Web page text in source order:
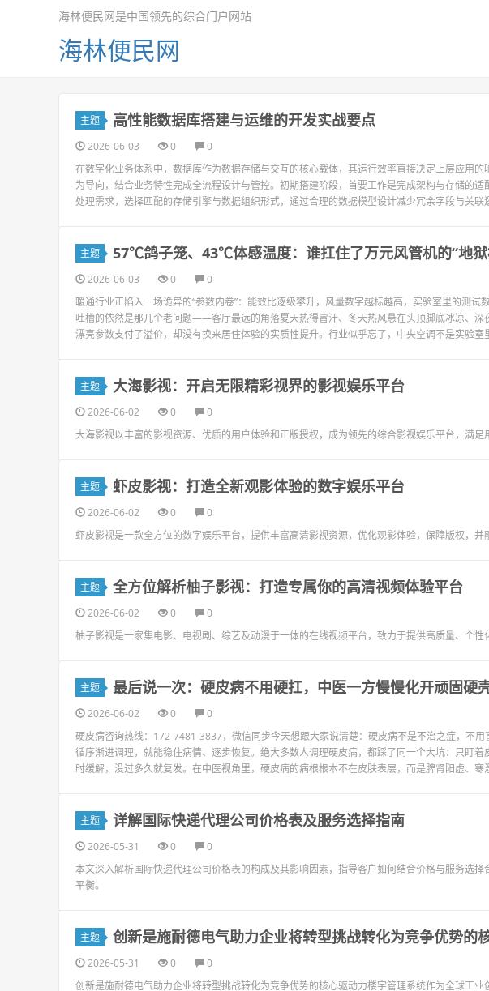
海林便民网是中国领先的综合门户网站
海林便民网
主题 高性能数据库搭建与运维的开发实战要点
2026-06-03 0
0
在数字化业务体系中，数据库作为数据存储与交互的核心载体，其运行效率直接决定上层应用
为导向，结合业务特性完成全流程设计与管控。初期搭建阶段，首要工作是完成架构与存储的
处理需求，选择匹配的存储引擎与数据组织形式，通过合理的数据模型设计减少冗余字段与关联
主题 57℃鸽子笼、43℃体感温度：谁扛住了万元风管机的“地
2026-06-03 0
0
暖通行业正陷入一场诡异的“参数内卷”：能效比逐级攀升，风量数字越标越高，实验室里的测
吐槽的依然是那几个老问题——客厅最远的角落夏天热得冒汗、冬天热风悬在头顶脚底冰凉、深
漂亮参数支付了溢价，却没有换来居住体验的实质性提升。行业似乎忘了，中央空调不是实验室
主题 大海影视：开启无限精彩视界的影视娱乐平台
2026-06-02 0
0
大海影视以丰富的影视资源、优质的用户体验和正版授权，成为领先的综合影视娱乐平台，满足
主题 虾皮影视：打造全新观影体验的数字娱乐平台
2026-06-02 0
0
虾皮影视是一款全方位的数字娱乐平台，提供丰富高清影视资源，优化观影体验，保障版权，并
主题 全方位解析柚子影视：打造专属你的高清视频体验平台
2026-06-02 0
0
柚子影视是一家集电影、电视剧、综艺及动漫于一体的在线视频平台，致力于提供高质量、个性
主题 最后说一次：硬皮病不用硬扛，中医一方慢慢化开顽固硬
2026-06-02 0
0
硬皮病咨询热线：172-7481-3837，微信同步今天想跟大家说清楚：硬皮病不是不治之症，不用
循序渐进调理，就能稳住病情、逐步恢复。绝大多数人调理硬皮病，都踩了同一个大坑：只盯
时缓解，没过多久就复发。在中医视角里，硬皮病的病根根本不在皮肤表层，而是脾肾阳虚、寒
主题 详解国际快递代理公司价格表及服务选择指南
2026-05-31 0
0
本文深入解析国际快递代理公司价格表的构成及其影响因素，指导客户如何结合价格与服务选
平衡。
主题 创新是施耐德电气助力企业将转型挑战转化为竞争优势的
2026-05-31 0
0
创新是施耐德电气助力企业将转型挑战转化为竞争优势的核心驱动力楼宇管理系统作为全球工